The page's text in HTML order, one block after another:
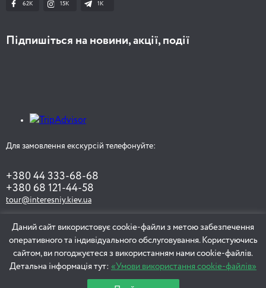
Даний сайт використовує cookie-файли з метою забезпечення
оперативного та індивідуального обслуговування. Користуючись
сайтом, ви погоджуєтеся з використанням нами cookie-файлів.
Детальна інформація тут: «Умови використання cookie-файлів»
62K 15K 1К
Підпишіться на новини, акції, події
Для замовлення екскурсій телефонуйте:
+380 44 333-68-68
+380 68 121-44-58
tour@interesniy.kiev.ua
ЗАМОВИТИ ЕКСКУРСІЮ